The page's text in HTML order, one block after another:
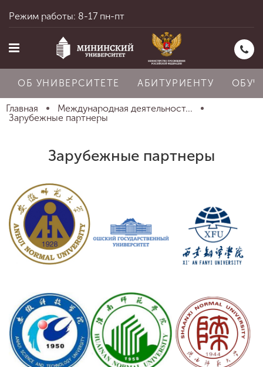
Об университете
Абитуриенту
Обучение
Наука
Международная
деятельность
Режим работы: 8-17 пн-пт
ОБ УНИВЕРСИТЕТЕ АБИТУРИЕНТУ
Главная
Международная деятельност...
Зарубежные партнеры
Зарубежные партнеры